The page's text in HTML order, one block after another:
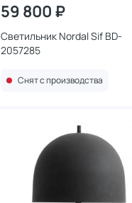
59 800 ₽
Светильник Nordal Sif BD-
2057285
Снят с производства